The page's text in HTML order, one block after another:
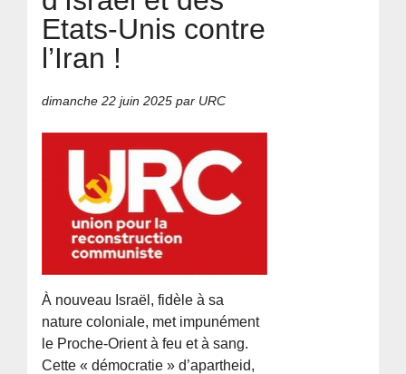
Etats-Unis contre
l’Iran !
dimanche 22 juin 2025 par URC
À nouveau Israël, fidèle à sa
nature coloniale, met impunément
le Proche-Orient à feu et à sang.
Cette « démocratie » d’apartheid,